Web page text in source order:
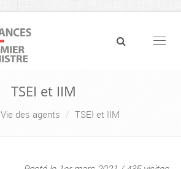
TSEI et IIM
Vie des agents TSEI et IIM